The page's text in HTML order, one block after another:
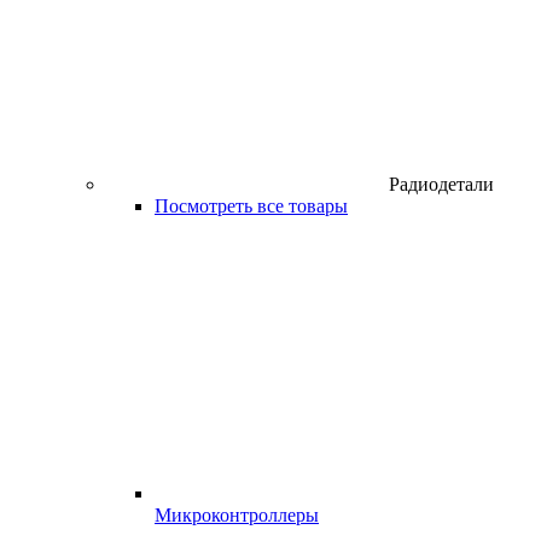
Радиодетали
Посмотреть все товары
Микроконтроллеры